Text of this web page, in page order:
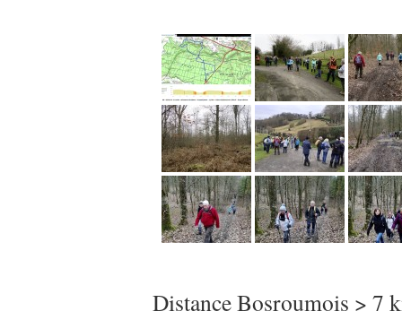
Distance Bosroumois > 7